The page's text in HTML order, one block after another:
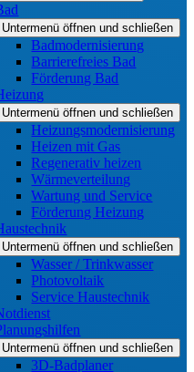
Untermenü öffnen und schließen
Badmodernisierung
Barrierefreies Bad
Förderung Bad
Untermenü öffnen und schließen
Heizungsmodernisierung
Heizen mit Gas
Regenerativ heizen
Wärmeverteilung
Wartung und Service
Förderung Heizung
Untermenü öffnen und schließen
Wasser / Trinkwasser
Photovoltaik
Service Haustechnik
Untermenü öffnen und schließen
3D-Badplaner